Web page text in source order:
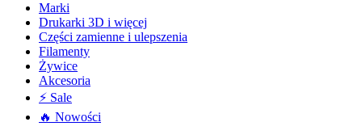
Marki
Drukarki 3D i więcej
Części zamienne i ulepszenia
Filamenty
Żywice
Akcesoria
⚡ Sale
🔥 Nowości